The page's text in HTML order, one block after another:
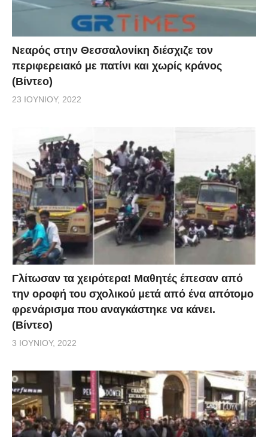
Νεαρός στην Θεσσαλονίκη διέσχιζε τον
περιφερειακό με πατίνι και χωρίς κράνος
(Βίντεο)
23 ΙΟΥΝΊΟΥ, 2022
Γλίτωσαν τα χειρότερα! Μαθητές έπεσαν από
την οροφή του σχολικού μετά από ένα απότομο
φρενάρισμα που αναγκάστηκε να κάνει.
(Βίντεο)
3 ΙΟΥΝΊΟΥ, 2022